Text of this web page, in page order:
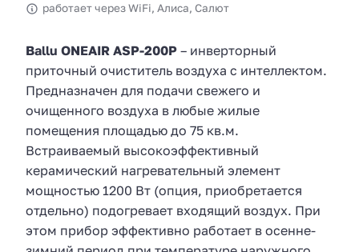
работает через WiFi, Алиса, Салют
Ballu ONEAIR ASP-200P – инверторный
приточный очиститель воздуха с интеллектом.
Предназначен для подачи свежего и
очищенного воздуха в любые жилые
помещения площадью до 75 кв.м.
Встраиваемый высокоэффективный
керамический нагревательный элемент
мощностью 1200 Вт (опция, приобретается
отдельно) подогревает входящий воздух. При
этом прибор эффективно работает в осенне-